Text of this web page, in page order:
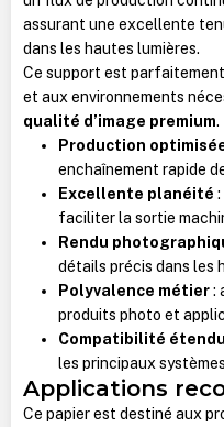
assurant une excellente
dans les hautes lumières.
Ce support est
et aux environnements
qualité d’image premium.
Production
enchaînement rapide
Excellente planéité
faciliter la sortie
Rendu
détails précis dans les
Polyvalence métier:
produits photo et
Compatibilité
les principaux
Applications
Ce papier est destiné aux